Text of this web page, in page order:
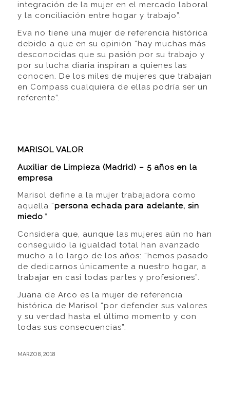
integración de la mujer en el mercado laboral
y la conciliación entre hogar y trabajo”.
Eva no tiene una mujer de referencia histórica
debido a que en su opinión “hay muchas más
desconocidas que su pasión por su trabajo y
por su lucha diaria inspiran a quienes las
conocen. De los miles de mujeres que trabajan
en Compass cualquiera de ellas podría ser un
referente”.
MARISOL VALOR
Auxiliar de Limpieza (Madrid) – 5 años en la
empresa
Marisol define a la mujer trabajadora como
aquella “persona echada para adelante, sin
miedo.”
Considera que, aunque las mujeres aún no han
conseguido la igualdad total han avanzado
mucho a lo largo de los años: “hemos pasado
de dedicarnos únicamente a nuestro hogar, a
trabajar en casi todas partes y profesiones”.
Juana de Arco es la mujer de referencia
histórica de Marisol “por defender sus valores
y su verdad hasta el último momento y con
todas sus consecuencias”.
MARZO 8, 2018